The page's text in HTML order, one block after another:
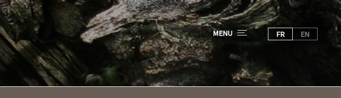
MENU FR EN